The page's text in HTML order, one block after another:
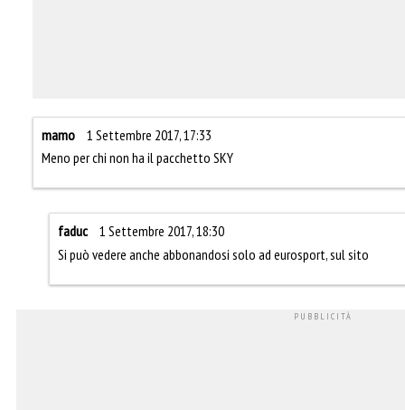
mamo
1 Settembre 2017, 17:33
Meno per chi non ha il pacchetto SKY
faduc
1 Settembre 2017, 18:30
Si può vedere anche abbonandosi solo ad eurosport, sul sito